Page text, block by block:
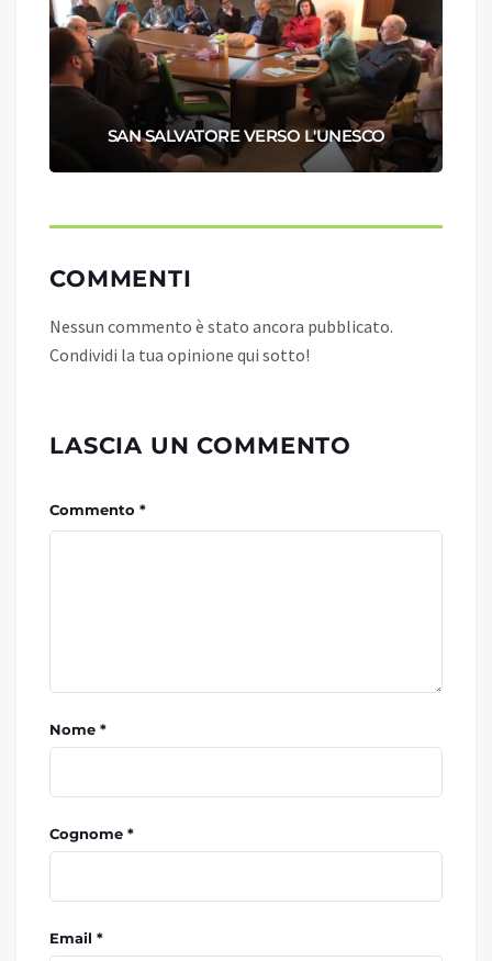
SAN SALVATORE VERSO L'UNESCO
COMMENTI
Nessun commento è stato ancora pubblicato.
Condividi la tua opinione qui sotto!
LASCIA UN COMMENTO
Commento *
Nome *
Cognome *
Email *